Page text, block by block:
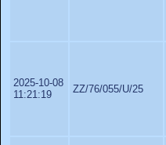
2025-10-08
11:21:19
ZZ/76/055/U/25